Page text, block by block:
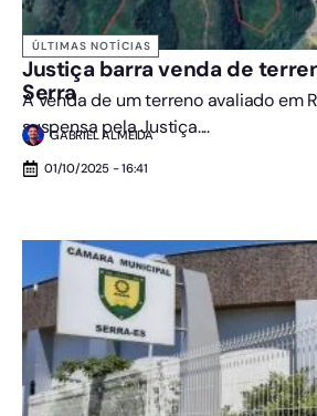
ÚLTIMAS NOTÍCIAS
Justiça barra venda de
Serra
A venda de um terreno avaliado em
suspensa pela Justiça....
GABRIEL ALMEIDA
01/10/2025 - 16:41